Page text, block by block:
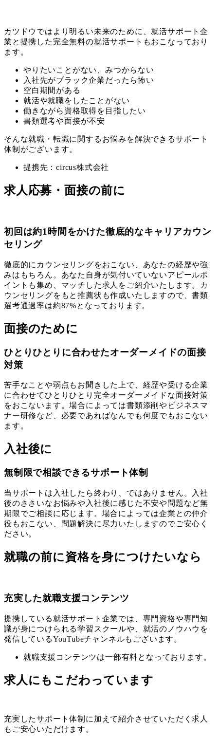
カツドウではより明るい未来のために、就活サポート企
業と提携した完全無料の就活サポートもおこなっており
ます。
やりたいことがない、みつからない
入社先がブラック企業だったら怖い
空白期間がある
就活や就職をしたことがない
働きながら資格取得を目指したい
書類選考や面接が不安
そんな就職・転職に関するお悩みを解決できるサポート
体制がございます。
提携先：circus株式会社
求人応募・面接の前に
初回は約1時間をかけた徹底的なキャリアカウン
セリング
徹底的にカウンセリングをおこない、あなたの経歴や強
みはもちろん。あなた自身が気付いていないアピールポ
イントも集め、マッチした求人をご紹介いたします。カ
ウンセリングをもと推薦状も作成いたしますので、書類
選考通過率は約87%となっております。
面接のために
ひとりひとりに合わせたオーダーメイドの面接
対策
苦手なことや弱点もお聞きした上で、経歴や受ける企業
に合わせてひとりひとり完全オーダーメイドな面接対策
をおこないます。場合によっては書類添削やビジネスマ
ナー研修など、必要であればなんでも何度でもおこない
ます。
入社後に
無制限で相談できるサポート体制
当サポートは入社したら終わり、ではありません。入社
後のささいなお悩みや入社後に感じた不安や問題など無
期限でご相談に応じます。場合によっては企業との仲介
役もおこない、問題解決に尽力いたしますのでご安心く
ださい。
就職の前に資格を身につけたいなら
充実した就職支援コンテンツ
提携している就活サポート企業では、専門資格や専門知
識が身につけられる学習スクールや、就活のノウハウを
発信しているYouTubeチャンネルもございます。
就職支援コンテンツは一部有料となっております。
求人にもこだわっています
充実したサポート体制に加えて紹介させていただく求人
もご安心いただけます。